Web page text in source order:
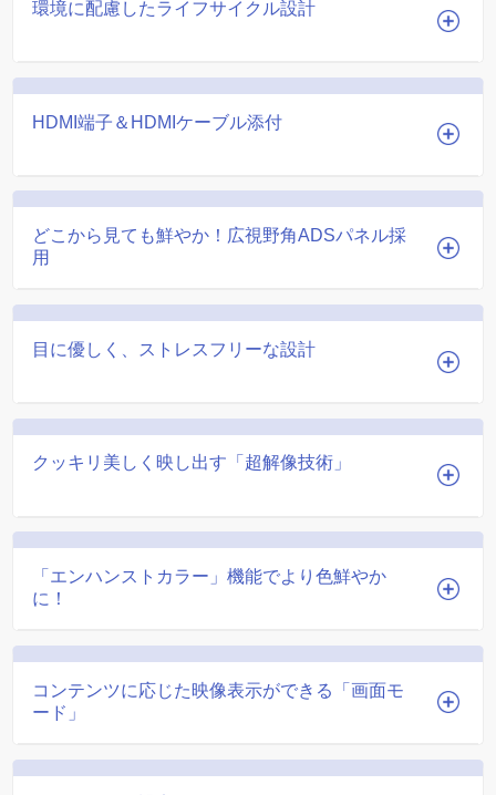
環境に配慮したライフサイクル設計
HDMI端子＆HDMIケーブル添付
どこから見ても鮮やか！広視野角ADSパネル採
用
目に優しく、ストレスフリーな設計
クッキリ美しく映し出す「超解像技術」
「エンハンストカラー」機能でより色鮮やか
に！
コンテンツに応じた映像表示ができる「画面モ
ード」